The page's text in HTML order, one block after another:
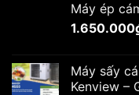
Máy ép
1.650.000
Máy sấy
Kenview –